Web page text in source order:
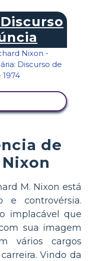
de
M. Nixon está
e controvérsia.
implacável que
sua imagem
vários cargos
Vindo da